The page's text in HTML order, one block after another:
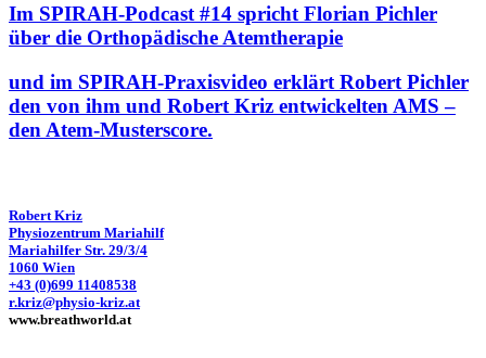
Im SPIRAH-Podcast #14 spricht Florian Pichler
über die Orthopädische Atemtherapie
und im SPIRAH-Praxisvideo erklärt Robert Pichler
den von ihm und Robert Kriz entwickelten AMS –
den Atem-Musterscore.
Robert Kriz
Physiozentrum Mariahilf
Mariahilfer Str. 29/3/4
1060 Wien
+43 (0)699 11408538
r.kriz@physio-kriz.at
www.breathworld.at